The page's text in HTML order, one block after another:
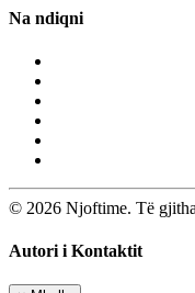
Na ndiqni
© 2026 Njoftime. Të
Autori i Kontaktit